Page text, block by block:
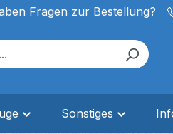
Fragen zur Bestellung?
Sonstiges